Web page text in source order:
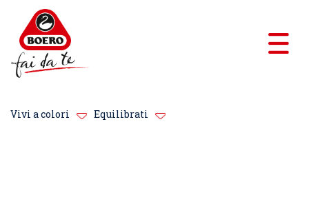
Vivi a colori Equilibrati